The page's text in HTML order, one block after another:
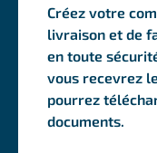
Créez votre
livraison et de
en toute
vous recevrez
pourrez
documents.